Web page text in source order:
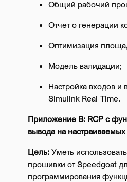
Общий рабочий
Отчет о генерации
Оптимизация
Модель валидации;
Настройка входов
Simulink Real-Time.
Приложение B: RCP с
вывода на
Цель: Уметь
прошивки от Speedgoat
программирования